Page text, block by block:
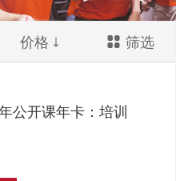
价格 筛选
年公开课年卡：培训